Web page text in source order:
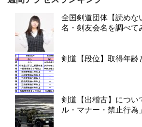
全国剣道団体【読めな
名・剣友会名を調べて
剣道【段位】取得年齢
剣道【出稽古】につい
ル・マナー・禁止行為」